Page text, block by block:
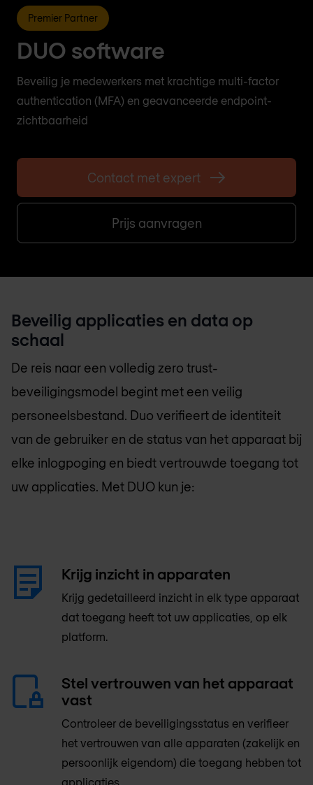
Premier Partner
DUO software
Beveilig je medewerkers met krachtige multi-factor
authentication (MFA) en geavanceerde endpoint-
zichtbaarheid
Contact met expert
Prijs aanvragen
Beveilig applicaties en data op
schaal
De reis naar een volledig zero trust-
beveiligingsmodel begint met een veilig
personeelsbestand. Duo verifieert de identiteit
van de gebruiker en de status van het apparaat bij
elke inlogpoging en biedt vertrouwde toegang tot
uw applicaties. Met DUO kun je:
Krijg inzicht in apparaten
Krijg gedetailleerd inzicht in elk type apparaat
dat toegang heeft tot uw applicaties, op elk
platform.
Stel vertrouwen van het apparaat
vast
Controleer de beveiligingsstatus en verifieer
het vertrouwen van alle apparaten (zakelijk en
persoonlijk eigendom) die toegang hebben tot
applicaties.